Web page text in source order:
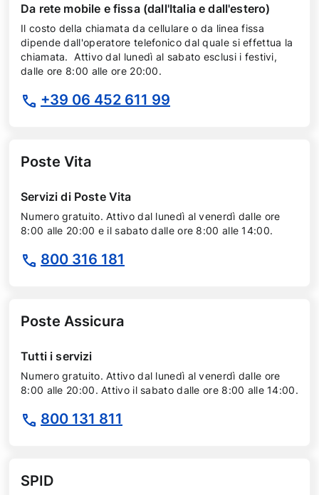
Da rete mobile e fissa (dall'Italia e dall'estero)
Il costo della chiamata da cellulare o da linea fissa
dipende dall'operatore telefonico dal quale si effettua la
chiamata. Attivo dal lunedì al sabato esclusi i festivi,
dalle ore 8:00 alle ore 20:00.
+39 06 452 611 99
Poste Vita
Servizi di Poste Vita
Numero gratuito. Attivo dal lunedì al venerdì dalle ore
8:00 alle 20:00 e il sabato dalle ore 8:00 alle 14:00.
800 316 181
Poste Assicura
Tutti i servizi
Numero gratuito. Attivo dal lunedì al venerdì dalle ore
8:00 alle 20:00. Attivo il sabato dalle ore 8:00 alle 14:00.
800 131 811
SPID